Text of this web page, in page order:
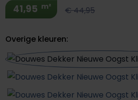
41,95 m² € 44,95
Overige kleuren: